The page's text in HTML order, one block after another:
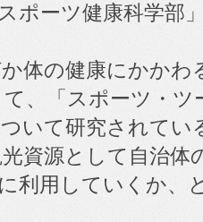
ポーツ健康科学部
体の健康にかかわ
、「スポーツ・
いて研究されてい
資源として自治体
利用していくか、